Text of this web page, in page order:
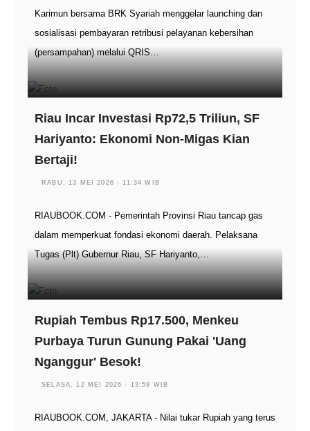
Karimun bersama BRK Syariah menggelar launching dan
sosialisasi pembayaran retribusi pelayanan kebersihan
(persampahan) melalui QRIS…
Riau Incar Investasi Rp72,5 Triliun, SF
Hariyanto: Ekonomi Non-Migas Kian
Bertaji!
RABU, 13 MEI 2026 - 11:34 WIB
RIAUBOOK.COM - Pemerintah Provinsi Riau tancap gas
dalam memperkuat fondasi ekonomi daerah. Pelaksana
Tugas (Plt) Gubernur Riau, SF Hariyanto,…
Rupiah Tembus Rp17.500, Menkeu
Purbaya Turun Gunung Pakai 'Uang
Nganggur' Besok!
SELASA, 12 MEI 2026 - 13:59 WIB
RIAUBOOK.COM, JAKARTA - Nilai tukar Rupiah yang terus